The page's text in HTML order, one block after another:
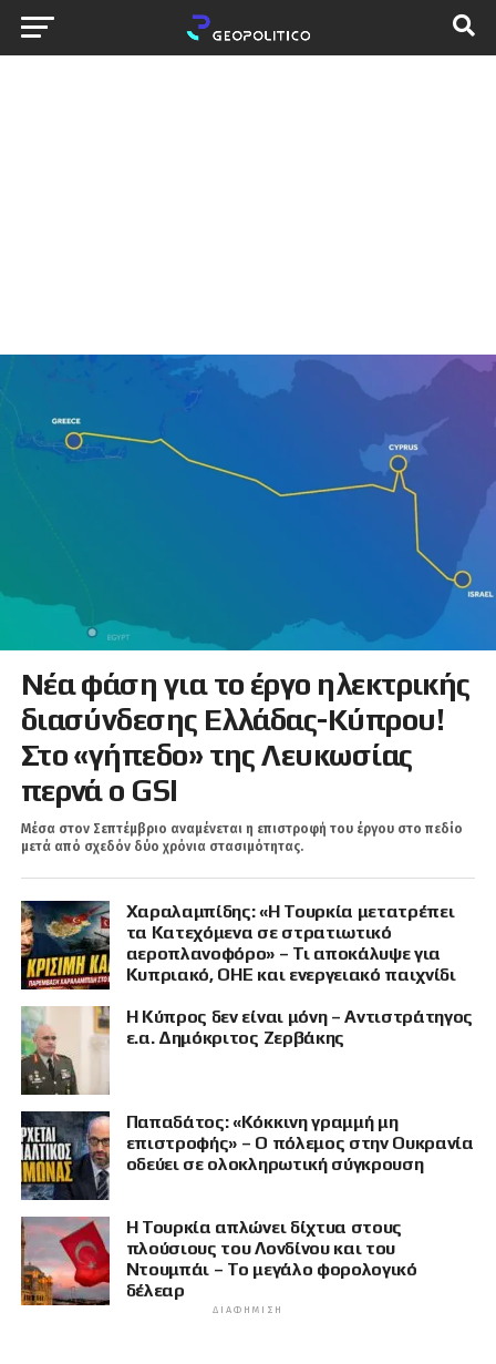
Νέα φάση για το έργο ηλεκτρικής
διασύνδεσης Ελλάδας-Κύπρου!
Στο «γήπεδο» της Λευκωσίας
περνά ο GSI
Μέσα στον Σεπτέμβριο αναμένεται η επιστροφή του έργου στο πεδίο
μετά από σχεδόν δύο χρόνια στασιμότητας.
Χαραλαμπίδης: «Η Τουρκία μετατρέπει
τα Κατεχόμενα σε στρατιωτικό
αεροπλανοφόρο» – Τι αποκάλυψε για
Κυπριακό, ΟΗΕ και ενεργειακό παιχνίδι
Η Κύπρος δεν είναι μόνη – Αντιστράτηγος
ε.α. Δημόκριτος Ζερβάκης
Παπαδάτος: «Κόκκινη γραμμή μη
επιστροφής» – Ο πόλεμος στην Ουκρανία
οδεύει σε ολοκληρωτική σύγκρουση
Η Τουρκία απλώνει δίχτυα στους
πλούσιους του Λονδίνου και του
Ντουμπάι – Το μεγάλο φορολογικό
δέλεαρ
ΔΙΑΦΉΜΙΣΗ